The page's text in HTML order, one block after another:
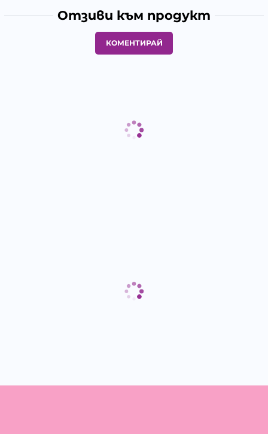
Отзиви към продукт
КОМЕНТИРАЙ